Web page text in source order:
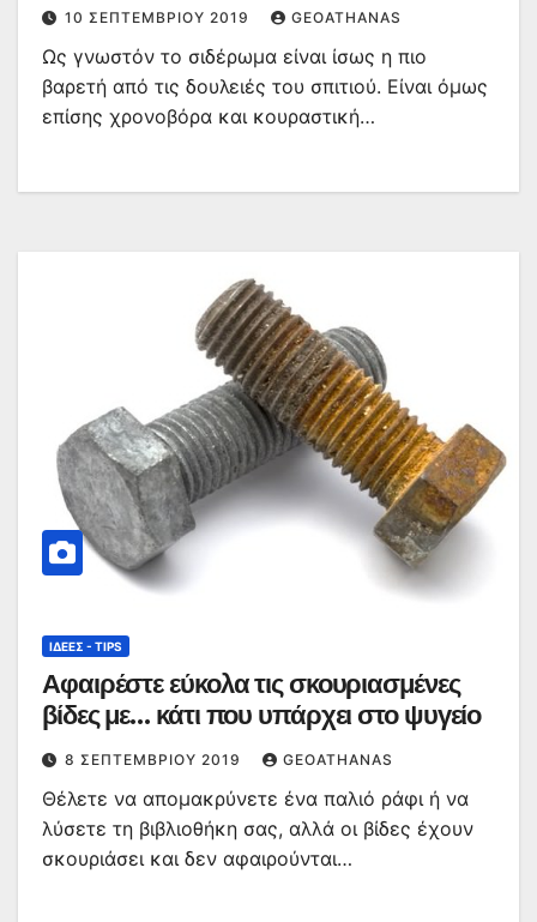
10 ΣΕΠΤΕΜΒΡΊΟΥ 2019 GEOATHANAS
Ως γνωστόν το σιδέρωμα είναι ίσως η πιο
βαρετή από τις δουλειές του σπιτιού. Είναι όμως
επίσης χρονοβόρα και κουραστική…
ΙΔΈΕΣ - TIPS
Αφαιρέστε εύκολα τις σκουριασμένες
βίδες με… κάτι που υπάρχει στο ψυγείο
8 ΣΕΠΤΕΜΒΡΊΟΥ 2019 GEOATHANAS
Θέλετε να απομακρύνετε ένα παλιό ράφι ή να
λύσετε τη βιβλιοθήκη σας, αλλά οι βίδες έχουν
σκουριάσει και δεν αφαιρούνται…